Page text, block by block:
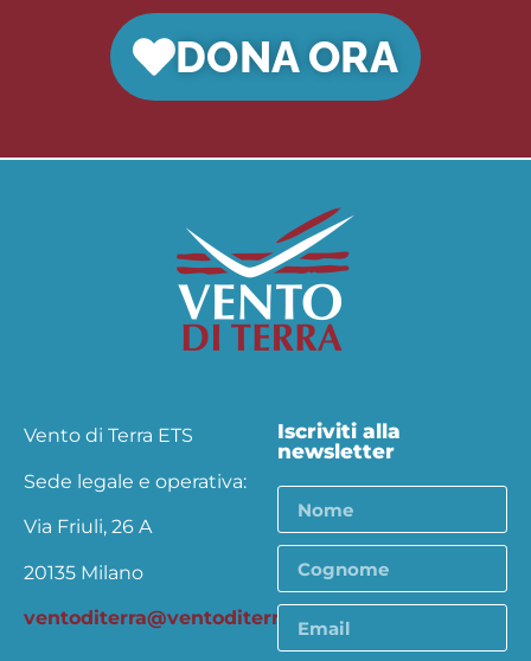
DONA ORA
Vento di Terra ETS
Sede legale e operativa:
Via Friuli, 26 A
20135 Milano
ventoditerra@ventoditerra.org
Iscriviti alla
newsletter